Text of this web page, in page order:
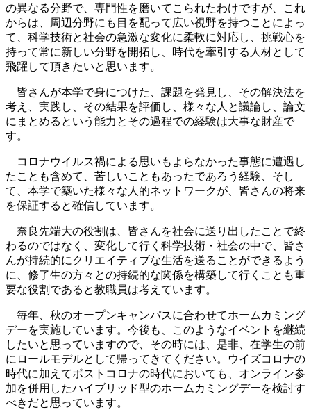
の異なる分野で、専門性を磨いてこられたわけですが、これ
からは、周辺分野にも目を配って広い視野を持つことによっ
て、科学技術と社会の急激な変化に柔軟に対応し、挑戦心を
持って常に新しい分野を開拓し、時代を牽引する人材として
飛躍して頂きたいと思います。
皆さんが本学で身につけた、課題を発見し、その解決法を
考え、実践し、その結果を評価し、様々な人と議論し、論文
にまとめるという能力とその過程での経験は大事な財産で
す。
コロナウイルス禍による思いもよらなかった事態に遭遇し
たことも含めて、苦しいこともあったであろう経験、そし
て、本学で築いた様々な人的ネットワークが、皆さんの将来
を保証すると確信しています。
奈良先端大の役割は、皆さんを社会に送り出したことで終
わるのではなく、変化して行く科学技術・社会の中で、皆さ
んが持続的にクリエイティブな生活を送ることができるよう
に、修了生の方々との持続的な関係を構築して行くことも重
要な役割であると教職員は考えています。
毎年、秋のオープンキャンパスに合わせてホームカミング
デーを実施しています。今後も、このようなイベントを継続
したいと思っていますので、その時には、是非、在学生の前
にロールモデルとして帰ってきてください。ウイズコロナの
時代に加えてポストコロナの時代においても、オンライン参
加を併用したハイブリッド型のホームカミングデーを検討す
べきだと思っています。